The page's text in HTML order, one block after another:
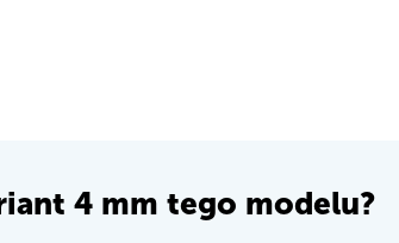
4 mm tego modelu?